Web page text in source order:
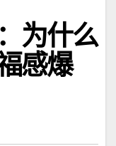
为什么
感爆